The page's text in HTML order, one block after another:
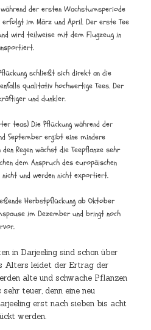
der ersten Wachstumsperiode
erfolgt im März und April. Der erste Tee
wird teilweise mit dem Flugzeug in
schließt sich direkt an die
qualitativ hochwertige Tees. Der
und dunkler.
teas) Die Pflückung während der
September ergibt eine mindere
Regen wächst die Teepflanze sehr
dem Anspruch des europäischen
nicht und werden nicht exportiert.
Herbstpflückung ab Oktober
im Dezember und bringt noch
in Darjeeling sind schon über
Alters leidet der Ertrag der
alte und schwache Pflanzen
teuer, denn eine neu
erst nach sieben bis acht
werden.